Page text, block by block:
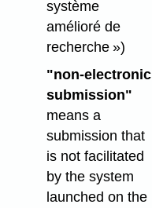
système
amélioré de
recherche »)
"non-electronic
submission"
means a
submission that
is not facilitated
by the system
launched on the